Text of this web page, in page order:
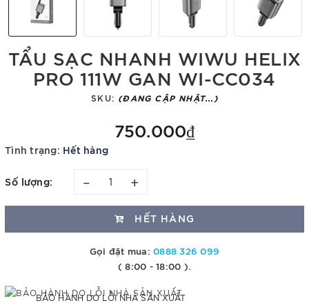
TẨU SẠC NHANH WIWU HELIX
PRO 111W GAN WI-CC034
SKU: (ĐANG CẬP NHẬT...)
750.000₫
Tình trạng: Hết hàng
Số lượng: – +
HẾT HÀNG
Gọi đặt mua:0888 326 099
( 8:00 - 18:00 ).
BẢO HÀNH DO LỖI NHÀ SẢN XUẤT